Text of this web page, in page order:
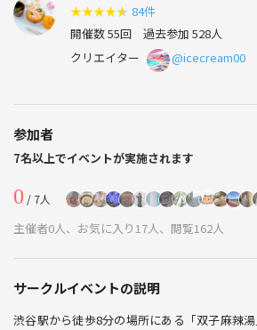
★★★★★ 84件
開催数 55回 過去参加 528人
クリエイター
@icecream00
参加者
7名以上でイベントが実施されます
0 / 7人
主催者0人、お気に入り17人、閲覧162人
サークルイベントの説明
渋谷駅から徒歩8分の場所にある「双子麻辣